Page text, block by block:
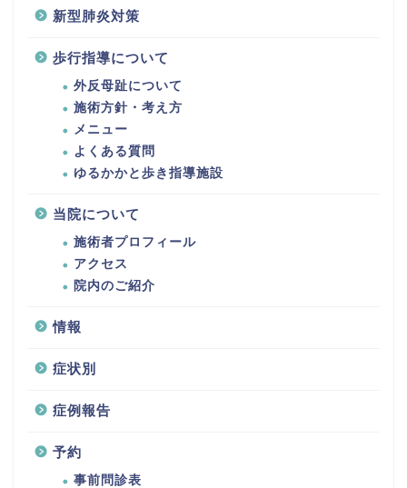
新型肺炎対策
歩行指導について
外反母趾について
施術方針・考え方
メニュー
よくある質問
ゆるかかと歩き指導施設
当院について
施術者プロフィール
アクセス
院内のご紹介
情報
症状別
症例報告
予約
事前問診表